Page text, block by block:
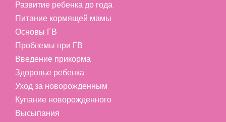
Развитие ребенка до года
Питание кормящей мамы
Основы ГВ
Проблемы при ГВ
Введение прикорма
Здоровье ребенка
Уход за новорожденным
Купание новорожденного
Высыпания